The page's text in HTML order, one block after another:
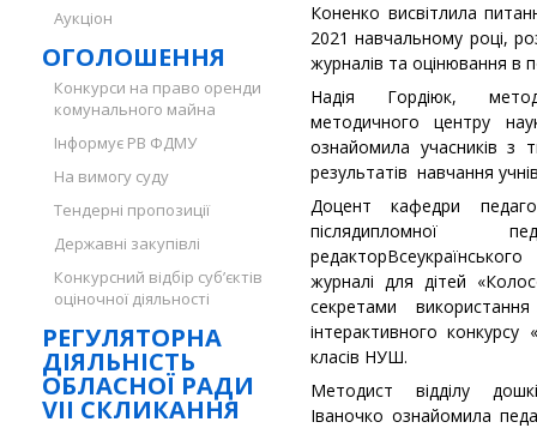
Аукціон
ОГОЛОШЕННЯ
Конкурси на право оренди
комунального майна
Інформує РВ ФДМУ
На вимогу суду
Тендерні пропозиції
Державні закупівлі
Конкурсний відбір суб’єктів
оціночної діяльності
РЕГУЛЯТОРНА
ДІЯЛЬНІСТЬ
ОБЛАСНОЇ РАДИ
VII СКЛИКАННЯ
Коненко висвітлила
2021 навчальному році,
журналів та оцінювання в
Надія Гордіюк,
методичного центру
ознайомила учасників з
результатів навчання
Доцент кафедри
післядипломної
журналі для дітей
секретами
інтерактивного
класів НУШ.
Методист відділу
Іваночко ознайомила